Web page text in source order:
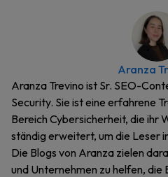
Aranza
Aranza Trevino ist Sr. SEO-
Security. Sie ist eine erfahrene
Bereich Cybersicherheit, die ihr
ständig erweitert, um die Leser
Die Blogs von Aranza zielen
und Unternehmen zu helfen, die